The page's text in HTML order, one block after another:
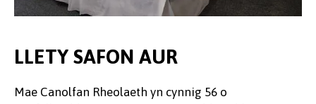
LLETY SAFON AUR
Mae Canolfan Rheolaeth yn cynnig 56 o